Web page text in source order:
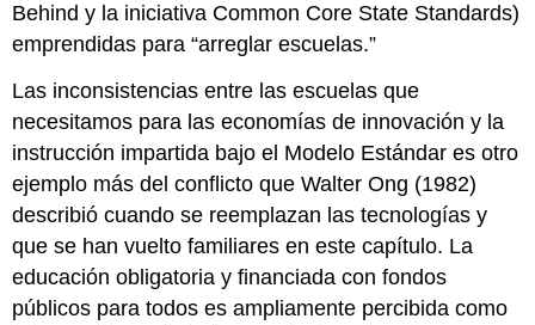
Behind y la iniciativa Common Core State Standards)
emprendidas para “arreglar escuelas.”
Las inconsistencias entre las escuelas que
necesitamos para las economías de innovación y la
instrucción impartida bajo el Modelo Estándar es otro
ejemplo más del conflicto que Walter Ong (1982)
describió cuando se reemplazan las tecnologías y
que se han vuelto familiares en este capítulo. La
educación obligatoria y financiada con fondos
públicos para todos es ampliamente percibida como